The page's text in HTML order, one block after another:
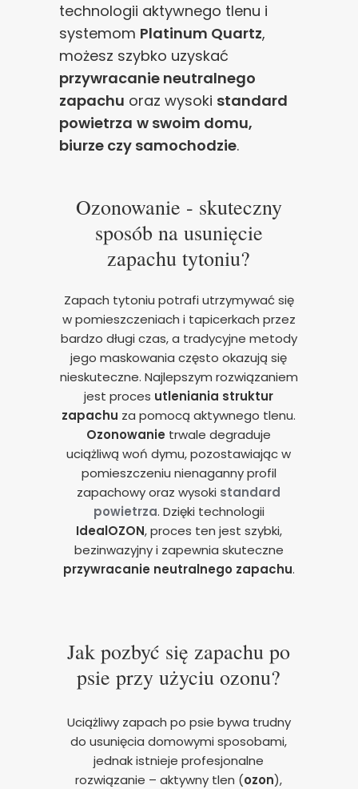
technologii aktywnego tlenu i
systemom Platinum Quartz,
możesz szybko uzyskać
przywracanie neutralnego
zapachu oraz wysoki standard
powietrza w swoim domu,
biurze czy samochodzie.
Ozonowanie - skuteczny
sposób na usunięcie
zapachu tytoniu?
Zapach tytoniu potrafi utrzymywać się
w pomieszczeniach i tapicerkach przez
bardzo długi czas, a tradycyjne metody
jego maskowania często okazują się
nieskuteczne. Najlepszym rozwiązaniem
jest proces utleniania struktur
zapachu za pomocą aktywnego tlenu.
Ozonowanie trwale degraduje
uciążliwą woń dymu, pozostawiając w
pomieszczeniu nienaganny profil
zapachowy oraz wysoki standard
powietrza. Dzięki technologii
IdealOZON, proces ten jest szybki,
bezinwazyjny i zapewnia skuteczne
przywracanie neutralnego zapachu.
Jak pozbyć się zapachu po
psie przy użyciu ozonu?
Uciążliwy zapach po psie bywa trudny
do usunięcia domowymi sposobami,
jednak istnieje profesjonalne
rozwiązanie – aktywny tlen (ozon),